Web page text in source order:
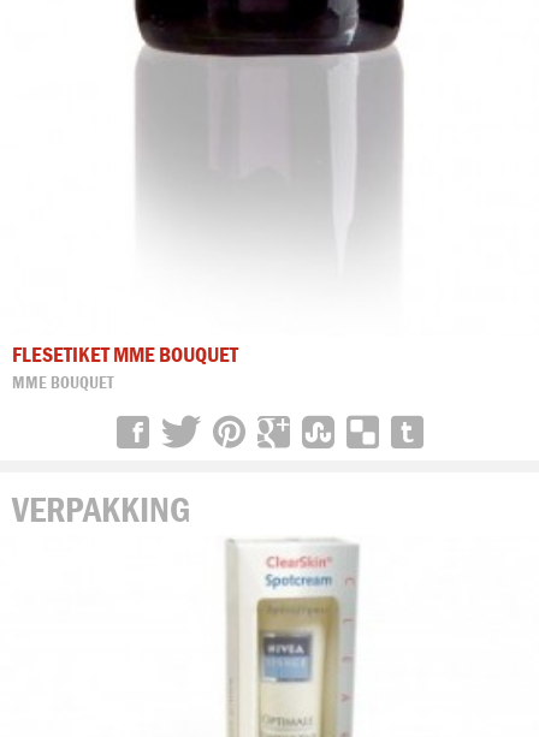
FLESETIKET MME BOUQUET
MME BOUQUET
VERPAKKING